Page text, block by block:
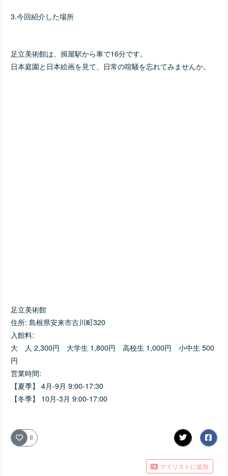
3.今回紹介した場所
足立美術館は、揖屋駅から車で16分です。
日本庭園と日本絵画を見て、日常の喧騒を忘れてみませんか。
足立美術館
住所: 島根県安来市古川町320
入館料:
大 人 2,300円 大学生 1,800円 高校生 1,000円 小中生 500
円
営業時間:
【夏季】 4月-9月 9:00-17:30
【冬季】 10月-3月 9:00-17:00
8
マイリストに追加